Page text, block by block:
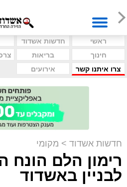
ראשי חדשות אשדוד
חינוך
בריאות
צרו איתנו קשר
אירועים
חדשות אשדוד > מקומי
רימון הלם הונח
לבניין באשדוד